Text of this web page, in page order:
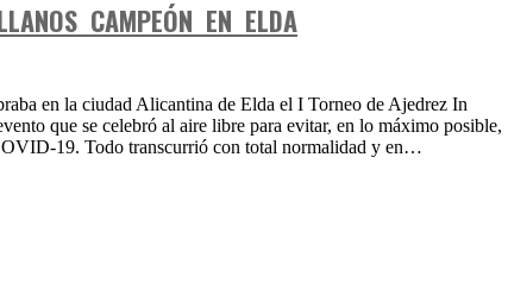
CAMPEÓN EN ELDA
en la ciudad Alicantina de Elda el I Torneo de Ajedrez In
que se celebró al aire libre para evitar, en lo máximo posible,
19. Todo transcurrió con total normalidad y en…